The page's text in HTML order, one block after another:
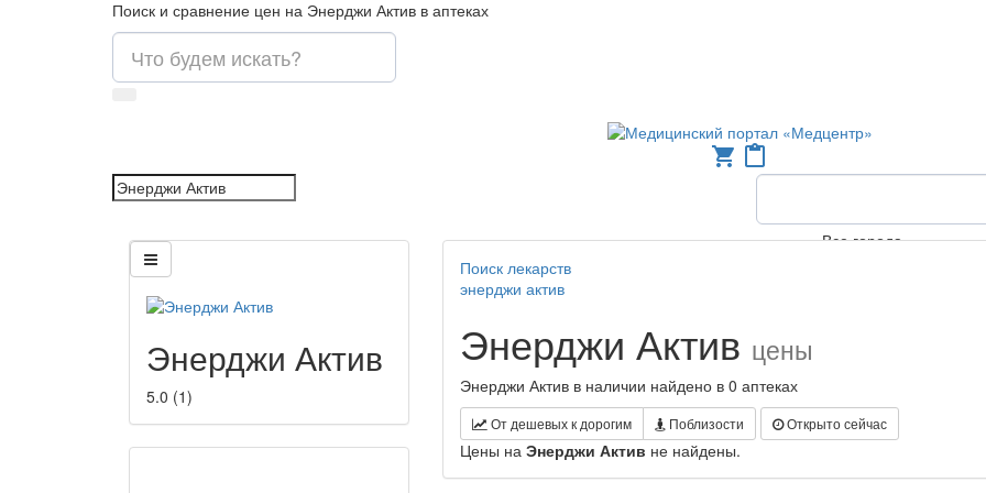
Поиск и сравнение цен на Энерджи Актив в аптеках
shopping_cart content_paste
Все города
Энерджи Актив
5.0 (1)
Поиск лекарств
энерджи актив
Энерджи Актив цены
Энерджи Актив в наличии найдено в 0 аптеках
От дешевых к дорогим Поблизости Открыто сейчас
Цены на Энерджи Актив не найдены.